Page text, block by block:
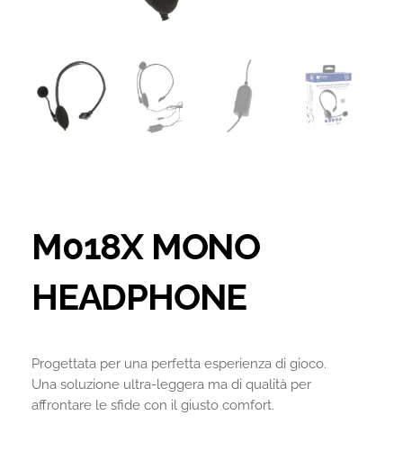
M018X MONO
HEADPHONE
Progettata per una perfetta esperienza di gioco.
Una soluzione ultra-leggera ma di qualità per
affrontare le sfide con il giusto comfort.